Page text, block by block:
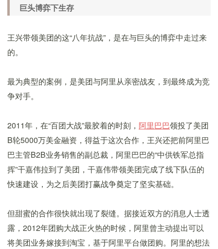
巨头博弈下生存
王兴带领美团的这“八年抗战”，是在与巨头的博弈中走过来
的。
最为典型的案例，是美团与阿里从亲密战友，到最终成为竞
争对手。
2011年，在“百团大战”最胶着的时刻， 阿里巴巴领投了美团
B轮5000万美金融资，得益于这次合作，王兴还把前阿里巴
巴主管B2B业务销售的副总裁，阿里巴巴的“中供铁军总指
挥”干嘉伟拉到了美团，干嘉伟带领美团完成了线下队伍的
快速建设，为之后美团打赢战争奠定了坚实基础。
但甜蜜的合作很快就出现了裂缝。据接近双方的消息人士透
露，2012年团购大战正火热的时候，阿里曾主动提出可以
将美团业务嫁接到淘宝，基于阿里平台做团购。阿里的想法